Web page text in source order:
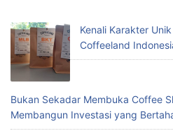
Kenali Karakter
Coffeeland
Bukan Sekadar Membuka Coffee
Membangun Investasi yang